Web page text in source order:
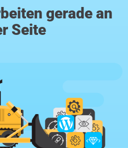
gerade an
Seite